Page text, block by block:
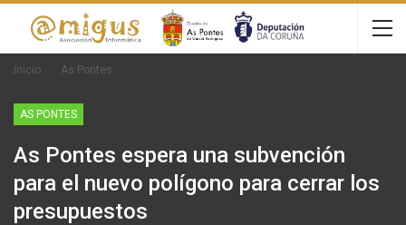
Inicio As Pontes
AS PONTES
As Pontes espera una subvención
para el nuevo polígono para cerrar los
presupuestos